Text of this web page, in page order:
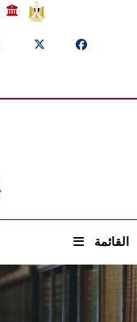
القائمة